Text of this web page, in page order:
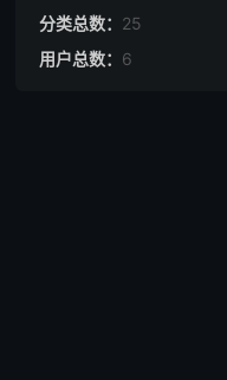
分类总数： 25
用户总数： 6